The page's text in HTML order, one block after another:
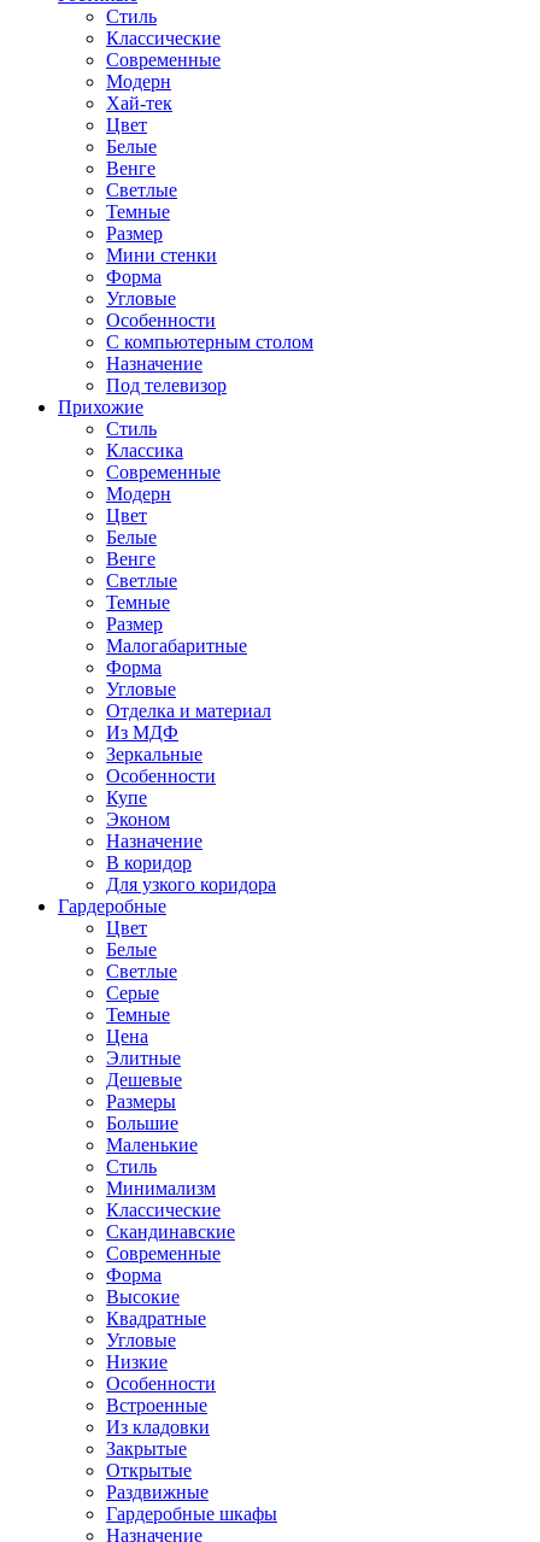
Стиль
Классические
Современные
Модерн
Хай-тек
Цвет
Белые
Венге
Светлые
Темные
Размер
Мини стенки
Форма
Угловые
Особенности
С компьютерным столом
Назначение
Под телевизор
Прихожие
Стиль
Классика
Современные
Модерн
Цвет
Белые
Венге
Светлые
Темные
Размер
Малогабаритные
Форма
Угловые
Отделка и материал
Из МДФ
Зеркальные
Особенности
Купе
Эконом
Назначение
В коридор
Для узкого коридора
Гардеробные
Цвет
Белые
Светлые
Серые
Темные
Цена
Элитные
Дешевые
Размеры
Большие
Маленькие
Стиль
Минимализм
Классические
Скандинавские
Современные
Форма
Высокие
Квадратные
Угловые
Низкие
Особенности
Встроенные
Из кладовки
Закрытые
Открытые
Раздвижные
Гардеробные шкафы
Назначение